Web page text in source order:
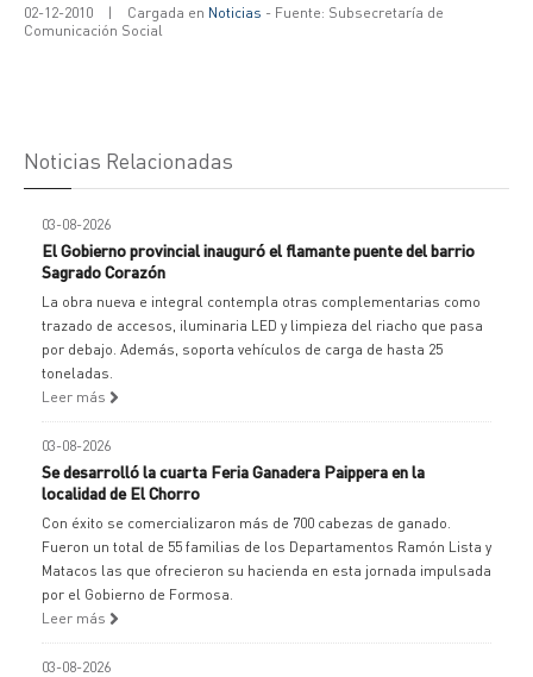
02-12-2010 | Cargada en Noticias - Fuente: Subsecretaría de
Comunicación Social
Noticias Relacionadas
03-08-2026
El Gobierno provincial inauguró el flamante puente del barrio
Sagrado Corazón
La obra nueva e integral contempla otras complementarias como
trazado de accesos, iluminaria LED y limpieza del riacho que pasa
por debajo. Además, soporta vehículos de carga de hasta 25
toneladas.
Leer más
03-08-2026
Se desarrolló la cuarta Feria Ganadera Paippera en la
localidad de El Chorro
Con éxito se comercializaron más de 700 cabezas de ganado.
Fueron un total de 55 familias de los Departamentos Ramón Lista y
Matacos las que ofrecieron su hacienda en esta jornada impulsada
por el Gobierno de Formosa.
Leer más
03-08-2026